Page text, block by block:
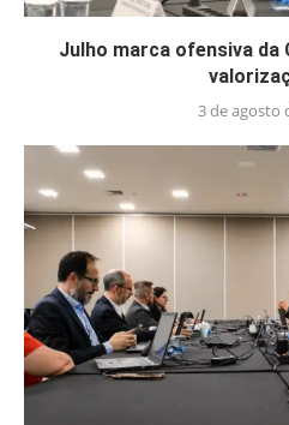
Julho marca ofensiva da
3 de agosto